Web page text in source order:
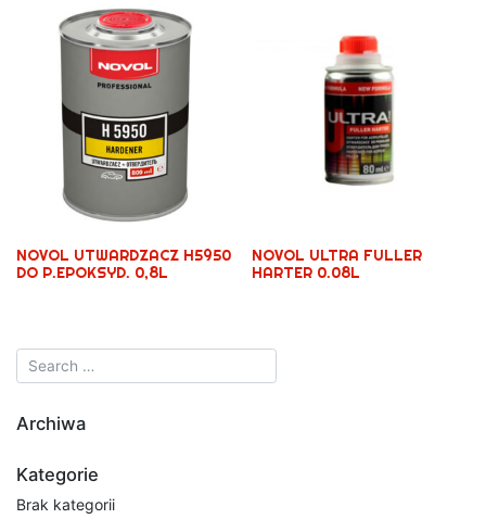
NOVOL UTWARDZACZ H5950
DO P.EPOKSYD. 0,8L
NOVOL ULTRA FULLER
HARTER 0.08L
Archiwa
Kategorie
Brak kategorii